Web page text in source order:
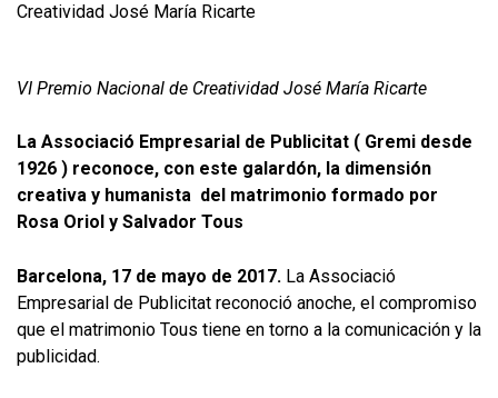
Creatividad José María Ricarte
VI Premio Nacional de Creatividad José María Ricarte
La Associació Empresarial de Publicitat ( Gremi desde
1926 ) reconoce, con este galardón, la dimensión
creativa y humanista del matrimonio formado por
Rosa Oriol y Salvador Tous
Barcelona, 17 de mayo de 2017. La Associació
Empresarial de Publicitat reconoció anoche, el compromiso
que el matrimonio Tous tiene en torno a la comunicación y la
publicidad.